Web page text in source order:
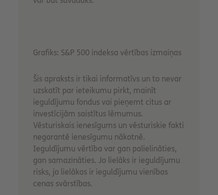
Grafiks: S&P 500 indeksa vērtības izmaiņas
Šis apraksts ir tikai informatīvs un to nevar
uzskatīt par ieteikumu pirkt, mainīt
ieguldījumu fondus vai pieņemt citus ar
investīcijām saistītus lēmumus.
Vēsturiskais ienesīgums un vēsturiskie fakti
negarantē ienesīgumu nākotnē.
Ieguldījumu vērtība var gan palielināties,
gan samazināties. Jo lielāks ir ieguldījumu
risks, jo lielākas ir ieguldījumu vienības
cenas svārstības.